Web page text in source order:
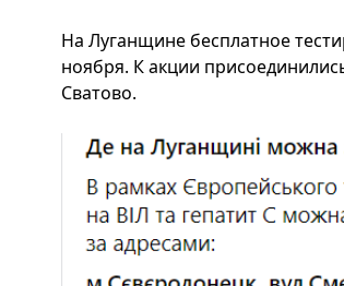
На Луганщине бесплатное
ноября. К акции
Сватово.